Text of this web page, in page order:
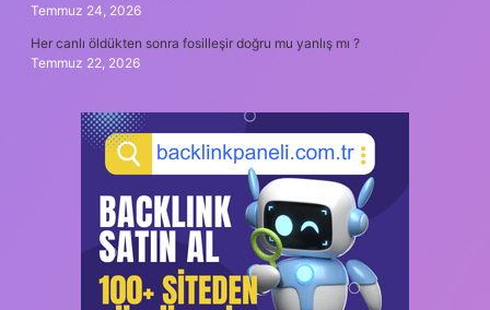
Temmuz 24, 2026
Her canlı öldükten sonra fosilleşir doğru mu yanlış mı ?
Temmuz 22, 2026